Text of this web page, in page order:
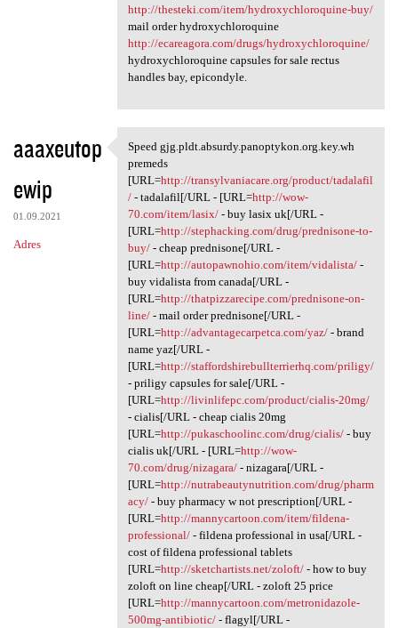
http://thesteki.com/item/hydroxychloroquine-buy/
mail order hydroxychloroquine
http://ecareagora.com/drugs/hydroxychloroquine/
hydroxychloroquine capsules for sale rectus
handles bay, epicondyle.
aaaxeutop
ewip
01.09.2021
Adres
Speed gjg.pldt.absurdy
Speed gjg.pldt.absurdy.panoptykon.org.key.wh
premeds
[URL=http://transylvaniacare.org/product/tadalafil
/- tadalafil[/URL - [URL=http://wow-
70.com/item/lasix/- buy lasix uk[/URL -
[URL=http://stephacking.com/drug/prednisone-to-
buy/- cheap prednisone[/URL -
[URL=http://autopawnohio.com/item/vidalista/-
buy vidalista from canada[/URL -
[URL=http://thatpizzarecipe.com/prednisone-on-
line/- mail order prednisone[/URL -
[URL=http://advantagecarpetca.com/yaz/- brand
name yaz[/URL -
[URL=http://staffordshirebullterrierhq.com/priligy/
- priligy capsules for sale[/URL -
[URL=http://livinlifepc.com/product/cialis-20mg/
- cialis[/URL - cheap cialis 20mg
[URL=http://pukaschoolinc.com/drug/cialis/- buy
cialis uk[/URL - [URL=http://wow-
70.com/drug/nizagara/- nizagara[/URL -
[URL=http://nutrabeautynutrition.com/drug/pharm
acy/- buy pharmacy w not prescription[/URL -
[URL=http://mannycartoon.com/item/fildena-
professional/- fildena professional in usa[/URL -
cost of fildena professional tablets
[URL=http://sketchartists.net/zoloft/- how to buy
zoloft on line cheap[/URL - zoloft 25 price
[URL=http://mannycartoon.com/metronidazole-
500mg-antibiotic/- flagyl[/URL -